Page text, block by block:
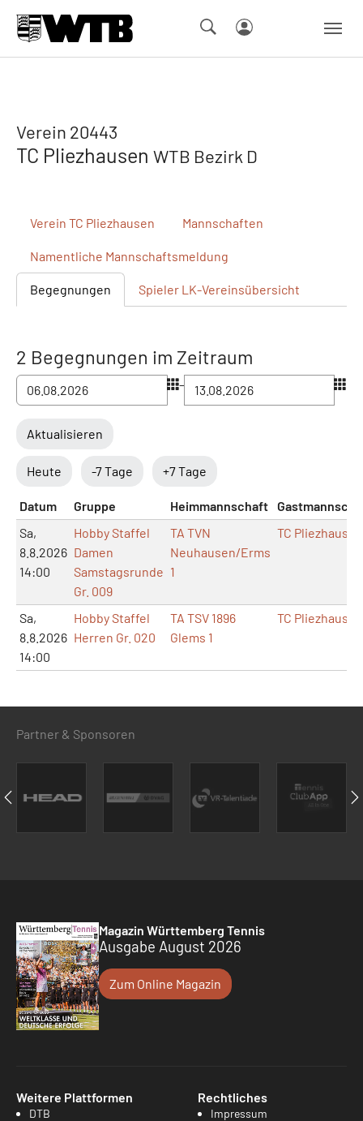
Verein 20443
TC Pliezhausen WTB Bezirk D
Verein TC Pliezhausen Mannschaften
Namentliche Mannschaftsmeldung
Begegnungen Spieler LK-Vereinsübersicht
2 Begegnungen im Zeitraum
–
Aktualisieren
Heute -7 Tage +7 Tage
Datum Gruppe Heimmannschaft
Sa,
8.8.2026
14:00
Hobby Staffel
Damen
Samstagsrunde
Gr. 009
TA TVN
Neuhausen/Erms
1
TC Pliezhausen
Sa,
8.8.2026
14:00
Hobby Staffel
Herren Gr. 020
TA TSV 1896
Glems 1
TC Pliezhausen
Partner & Sponsoren
Magazin Württemberg Tennis
Ausgabe August 2026
Zum Online Magazin
Weitere Plattformen
DTB
Rechtliches
Impressum